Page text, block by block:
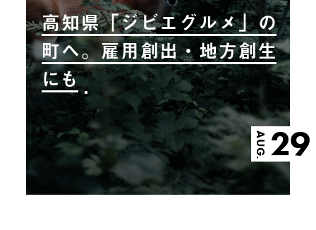
高知県「ジビエグルメ」の
町へ。雇用創出・地方創生
にも
AUG. 29